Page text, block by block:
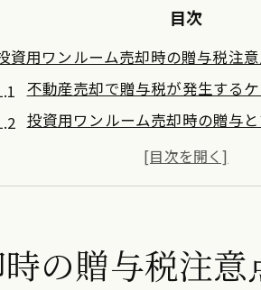
目次
資用ワンルーム売却時の贈与税注
不動産売却で贈与税が発生する
投資用ワンルーム売却時の贈与
親族間売買と不動産売却の贈与税
不動産売却で無償譲渡とみなさ
時価から考える不動産売却と課税リス
時価と実勢価格で見る不動産売却
の贈与税注意